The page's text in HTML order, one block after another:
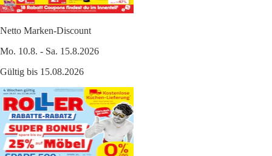
Netto Marken-Discount
Mo. 10.8. - Sa. 15.8.2026
Gültig bis 15.08.2026